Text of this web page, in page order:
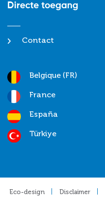
Directe toegang
Contact
Belgique (FR)
France
España
Türkiye
Footer
Eco-design Disclaimer